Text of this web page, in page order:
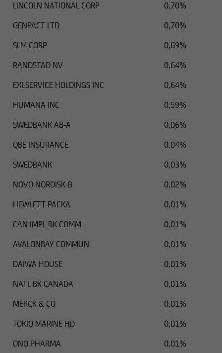
LINCOLN NATIONAL CORP
0,70%
GENPACT LTD
0,70%
SLM CORP
0,69%
RANDSTAD NV
0,64%
EXLSERVICE HOLDINGS INC
0,64%
HUMANA INC
0,59%
SWEDBANK AB-A
0,06%
QBE INSURANCE
0,04%
SWEDBANK
0,03%
NOVO NORDISK-B
0,02%
HEWLETT PACKA
0,01%
CAN IMPL BK COMM
0,01%
AVALONBAY COMMUN
0,01%
DAIWA HOUSE
0,01%
NATL BK CANADA
0,01%
MERCK & CO
0,01%
TOKIO MARINE HD
0,01%
ONO PHARMA
0,01%